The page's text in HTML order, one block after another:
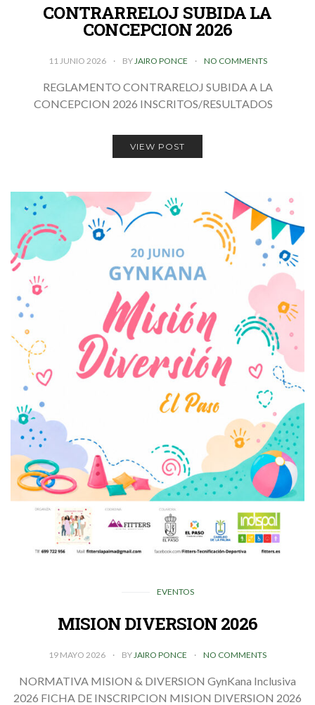
CONTRARRELOJ SUBIDA LA
CONCEPCION 2026
11 JUNIO 2026 BY JAIRO PONCE NO COMMENTS
REGLAMENTO CONTRARELOJ SUBIDA A LA
CONCEPCION 2026 INSCRITOS/RESULTADOS
VIEW POST
EVENTOS
MISION DIVERSION 2026
19 MAYO 2026 BY JAIRO PONCE NO COMMENTS
NORMATIVA MISION & DIVERSION GynKana Inclusiva
2026 FICHA DE INSCRIPCION MISION DIVERSION 2026